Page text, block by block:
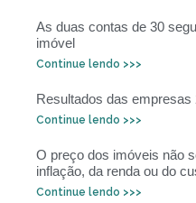
As duas contas de 30
imóvel
Continue lendo >>>
Resultados das empresas
Continue lendo >>>
O preço dos imóveis não
inflação, da renda ou do
Continue lendo >>>